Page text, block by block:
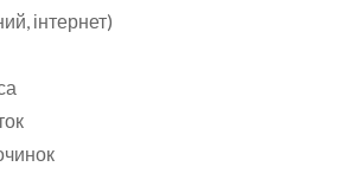
інтернет)